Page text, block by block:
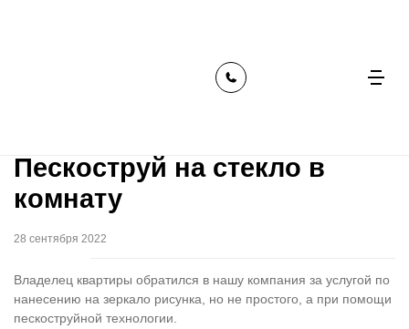
пескоструй на стекло в комнату
Пескоструй на стекло в
комнату
28 сентября 2022
Владелец квартиры обратился в нашу компания за услугой по
нанесению на зеркало рисунка, но не простого, а при помощи
пескоструйной технологии.